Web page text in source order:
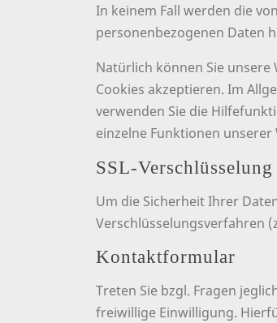
In keinem Fall werden die
personenbezogenen Daten
Natürlich können Sie
Cookies akzeptieren. Im
verwenden Sie die
einzelne Funktionen
SSL-Verschlüsselung
Um die Sicherheit Ihrer
Verschlüsselungsverfahren
Kontaktformular
Treten Sie bzgl. Fragen
freiwillige Einwilligung.